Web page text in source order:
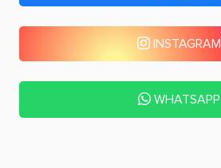
INSTAGRAM
WHATSAPP